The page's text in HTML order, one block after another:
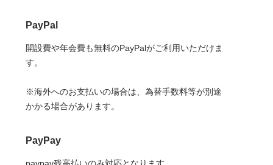
PayPal
開設費や年会費も無料のPayPalがご利用いただけま
す。
※海外へのお支払いの場合は、為替手数料等が別途
かかる場合があります。
PayPay